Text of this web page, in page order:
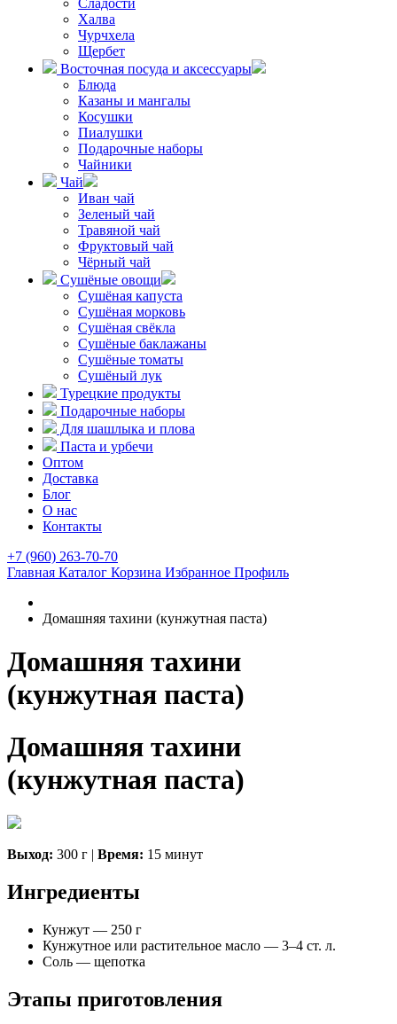
Сладости
Халва
Чурчхела
Щербет
Восточная посуда и аксессуары
Блюда
Казаны и мангалы
Косушки
Пиалушки
Подарочные наборы
Чайники
Чай
Иван чай
Зеленый чай
Травяной чай
Фруктовый чай
Чёрный чай
Сушёные овощи
Сушёная капуста
Сушёная морковь
Сушёная свёкла
Сушёные баклажаны
Сушёные томаты
Сушёный лук
Турецкие продукты
Подарочные наборы
Для шашлыка и плова
Паста и урбечи
Оптом
Доставка
Блог
О нас
Контакты
+7 (960) 263-70-70
Главная Каталог Корзина Избранное Профиль
Домашняя тахини (кунжутная паста)
Домашняя тахини
(кунжутная паста)
Домашняя тахини
(кунжутная паста)
Выход: 300 г | Время: 15 минут
Ингредиенты
Кунжут — 250 г
Кунжутное или растительное масло — 3–4 ст. л.
Соль — щепотка
Этапы приготовления